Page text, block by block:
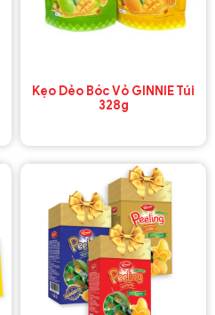
Kẹo Dẻo Bóc Vỏ GINNIE Túi
328g